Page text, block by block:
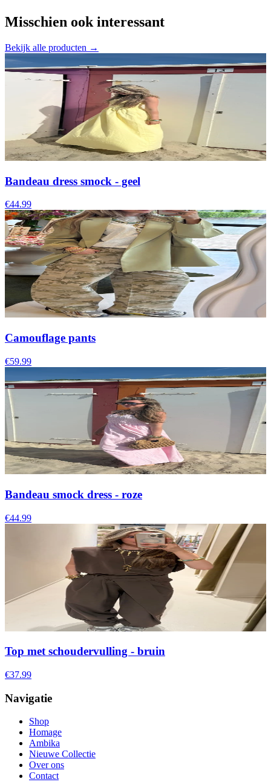
Misschien ook interessant
Bekijk alle producten →
Bandeau dress smock - geel
€44.99
Camouflage pants
€59.99
Bandeau smock dress - roze
€44.99
Top met schoudervulling - bruin
€37.99
Navigatie
Shop
Homage
Ambika
Nieuwe Collectie
Over ons
Contact